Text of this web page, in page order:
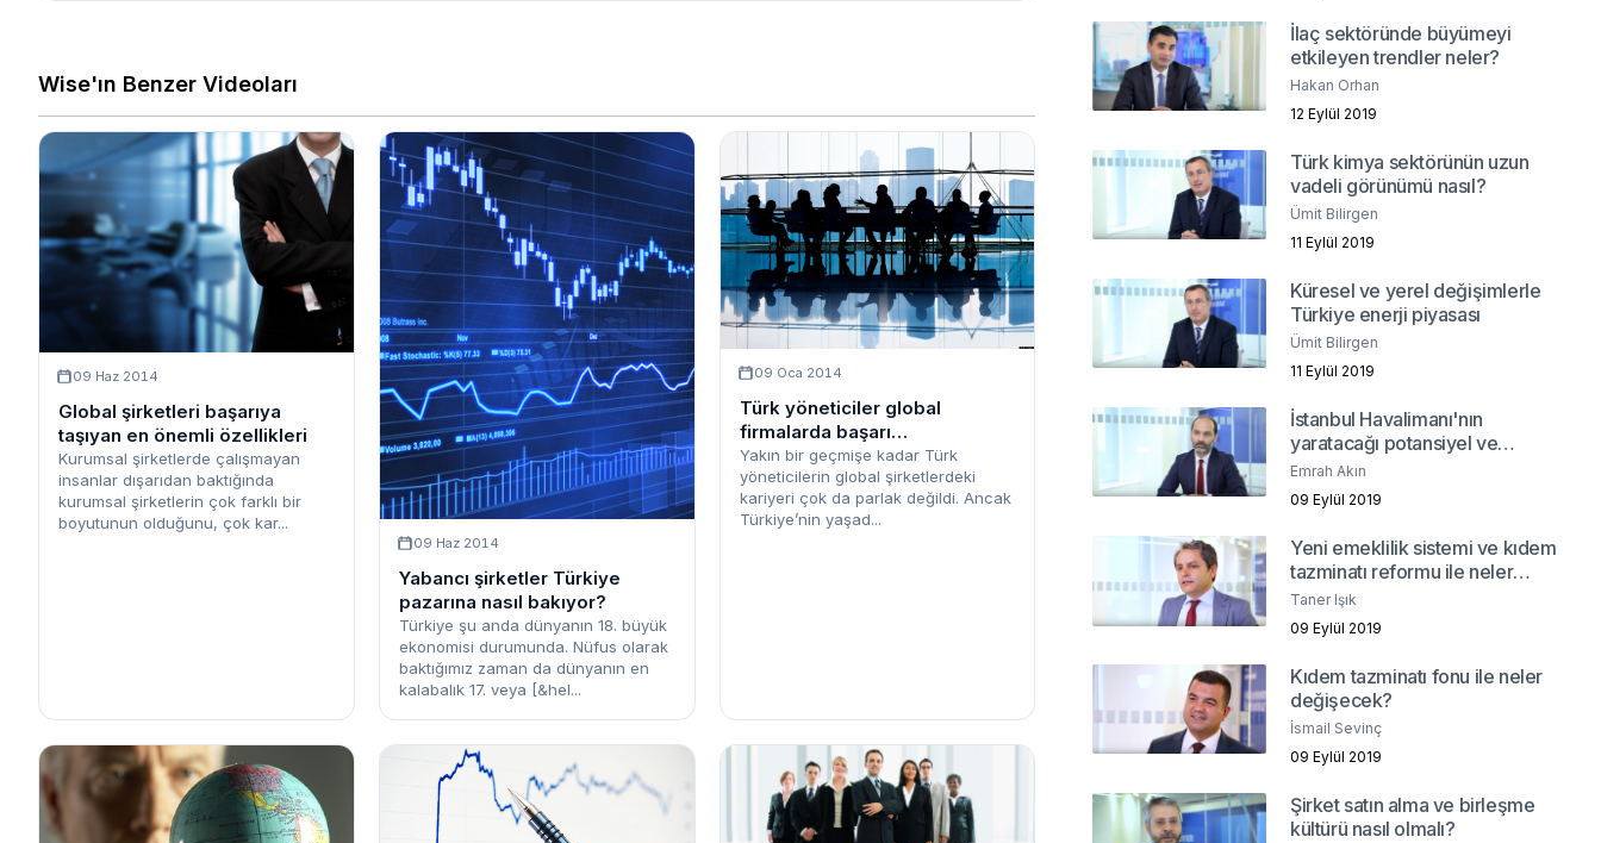
Wise'ın Benzer Videoları
09 Haz 2014
Global şirketleri başarıya
taşıyan en önemli özellikleri
Kurumsal şirketlerde çalışmayan
insanlar dışarıdan baktığında
kurumsal şirketlerin çok farklı bir
boyutunun olduğunu, çok kar...
09 Haz 2014
Yabancı şirketler Türkiye
pazarına nasıl bakıyor?
Türkiye şu anda dünyanın 18. büyük
ekonomisi durumunda. Nüfus olarak
baktığımız zaman da dünyanın en
kalabalık 17. veya [&hel...
09 Oca 2014
Türk yöneticiler global
firmalarda başarı
sağlayabiliyor mu?
Yakın bir geçmişe kadar Türk
yöneticilerin global şirketlerdeki
kariyeri çok da parlak değildi. Ancak
Türkiye’nin yaşad...
İlaç sektöründe büyümeyi
etkileyen trendler neler?
Hakan Orhan
12 Eylül 2019
Türk kimya sektörünün uzun
vadeli görünümü nasıl?
Ümit Bilirgen
11 Eylül 2019
Küresel ve yerel değişimlerle
Türkiye enerji piyasası
Ümit Bilirgen
11 Eylül 2019
İstanbul Havalimanı'nın
yaratacağı potansiyel ve
perakende sektörü
Emrah Akın
09 Eylül 2019
Yeni emeklilik sistemi ve kıdem
tazminatı reformu ile neler
değişecek?
Taner Işık
09 Eylül 2019
Kıdem tazminatı fonu ile neler
değişecek?
İsmail Sevinç
09 Eylül 2019
Şirket satın alma ve birleşme
kültürü nasıl olmalı?